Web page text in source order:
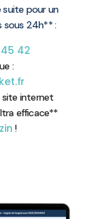
pour un
sous 24h** :
42
:
internet
efficace**
!